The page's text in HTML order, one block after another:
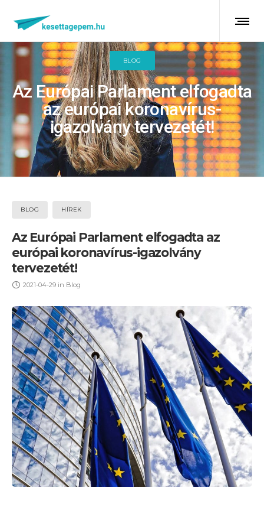
BLOG
Az Európai Parlament elfogadta
az európai koronavírus-
igazolvány tervezetét!
BLOG HÍREK
Az Európai Parlament elfogadta az
európai koronavírus-igazolvány
tervezetét!
2021-04-29 in Blog